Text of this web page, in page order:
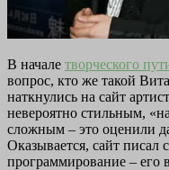
В начале творческого
вопрос, кто же такой
наткнулись на сайт
невероятно стильным,
сложным – это оценили
Оказывается, сайт писал
программирование – его